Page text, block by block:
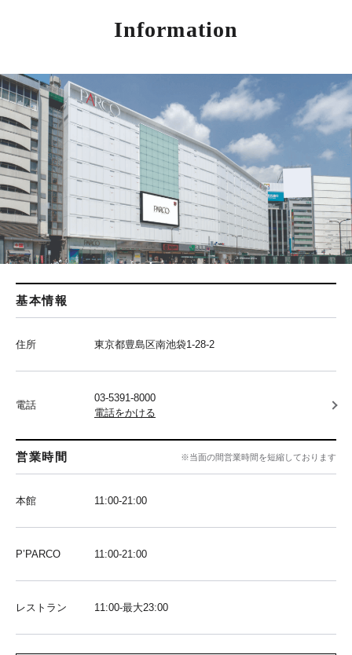
Information
基本情報
住所 東京都豊島区南池袋1-28-2
電話
03-5391-8000
電話をかける
営業時間 ※当面の間営業時間を短縮しております
本館 11:00-21:00
P’PARCO 11:00-21:00
レストラン 11:00-最大23:00